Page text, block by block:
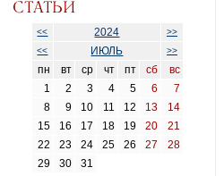
<< 2024
>>
<<
ИЮЛЬ >>
пн вт ср чт пт сб
вс
1
2 3 4 5 6
7
8
9 10 11 12 13
14
15
16 17 18 19 20
21
22
23 24 25 26 27
28
29
30 31